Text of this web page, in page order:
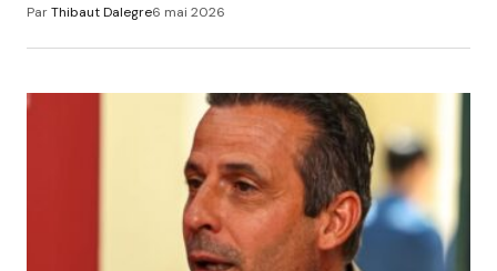
ParThibaut Dalegre6 mai 2026